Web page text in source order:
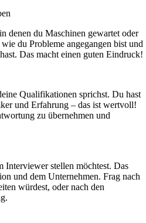
denen du Maschinen gewartet oder
du Probleme angegangen bist und
Das macht einen guten Eindruck!
Qualifikationen sprichst. Du hast
und Erfahrung – das ist wertvoll!
zu übernehmen und
Interviewer stellen möchtest. Das
und dem Unternehmen. Frag nach
würdest, oder nach den